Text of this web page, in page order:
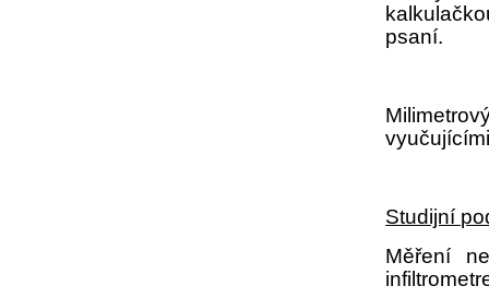
psaní.
Studijní
Měření